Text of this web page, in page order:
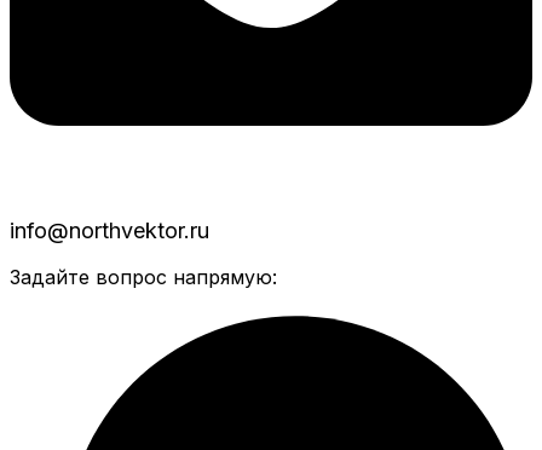
info@northvektor.ru
Задайте вопрос напрямую: